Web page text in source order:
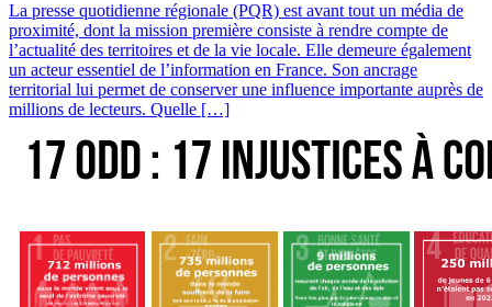
La presse quotidienne régionale (PQR) est avant tout un média de
proximité, dont la mission première consiste à rendre compte de
l’actualité des territoires et de la vie locale. Elle demeure également
un acteur essentiel de l’information en France. Son ancrage
territorial lui permet de conserver une influence importante auprès de
millions de lecteurs. Quelle […]